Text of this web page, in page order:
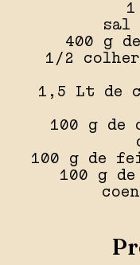
sal
400 g
1/2
1,5 Lt de
100 g de
100 g de
100 g